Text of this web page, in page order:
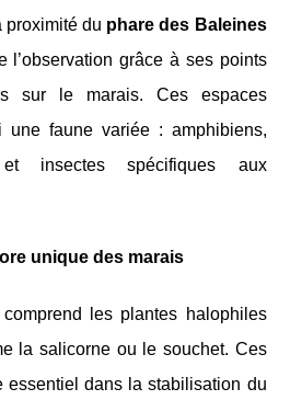
proximité du phare des Baleines
l’observation grâce à ses points
sur le marais. Ces espaces
une faune variée : amphibiens,
insectes spécifiques aux
unique des marais
les plantes halophiles
la salicorne ou le souchet. Ces
essentiel dans la stabilisation du